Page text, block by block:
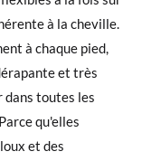
à la cheville.
à chaque pied,
et très
dans toutes les
qu'elles
et des